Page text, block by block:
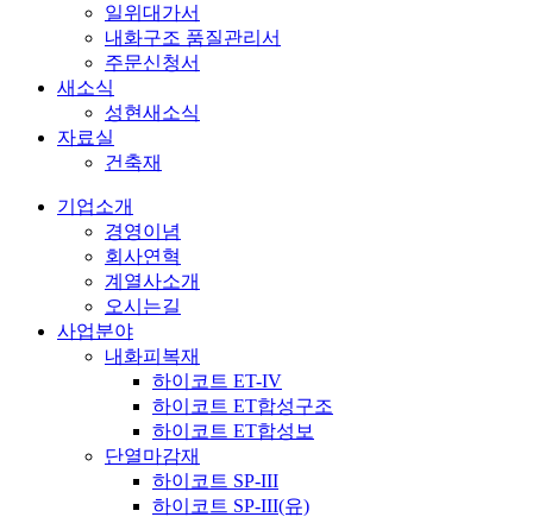
일위대가서
내화구조 품질관리서
주문신청서
새소식
성현새소식
자료실
건축재
기업소개
경영이념
회사연혁
계열사소개
오시는길
사업분야
내화피복재
하이코트 ET-IV
하이코트 ET합성구조
하이코트 ET합성보
단열마감재
하이코트 SP-III
하이코트 SP-III(유)